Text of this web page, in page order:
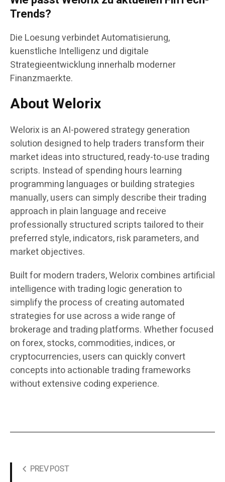
Trends?
Die Loesung verbindet Automatisierung,
kuenstliche Intelligenz und digitale
Strategieentwicklung innerhalb moderner
Finanzmaerkte.
About Welorix
Welorix is an AI-powered strategy generation
solution designed to help traders transform their
market ideas into structured, ready-to-use trading
scripts. Instead of spending hours learning
programming languages or building strategies
manually, users can simply describe their trading
approach in plain language and receive
professionally structured scripts tailored to their
preferred style, indicators, risk parameters, and
market objectives.
Built for modern traders, Welorix combines artificial
intelligence with trading logic generation to
simplify the process of creating automated
strategies for use across a wide range of
brokerage and trading platforms. Whether focused
on forex, stocks, commodities, indices, or
cryptocurrencies, users can quickly convert
concepts into actionable trading frameworks
without extensive coding experience.
PREV POST